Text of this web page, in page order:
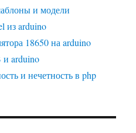
и модели
из arduino
18650 на arduino
arduino
и нечетность в php